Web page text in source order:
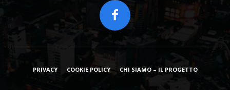
PRIVACY COOKIE POLICY CHI SIAMO – IL PROGETTO